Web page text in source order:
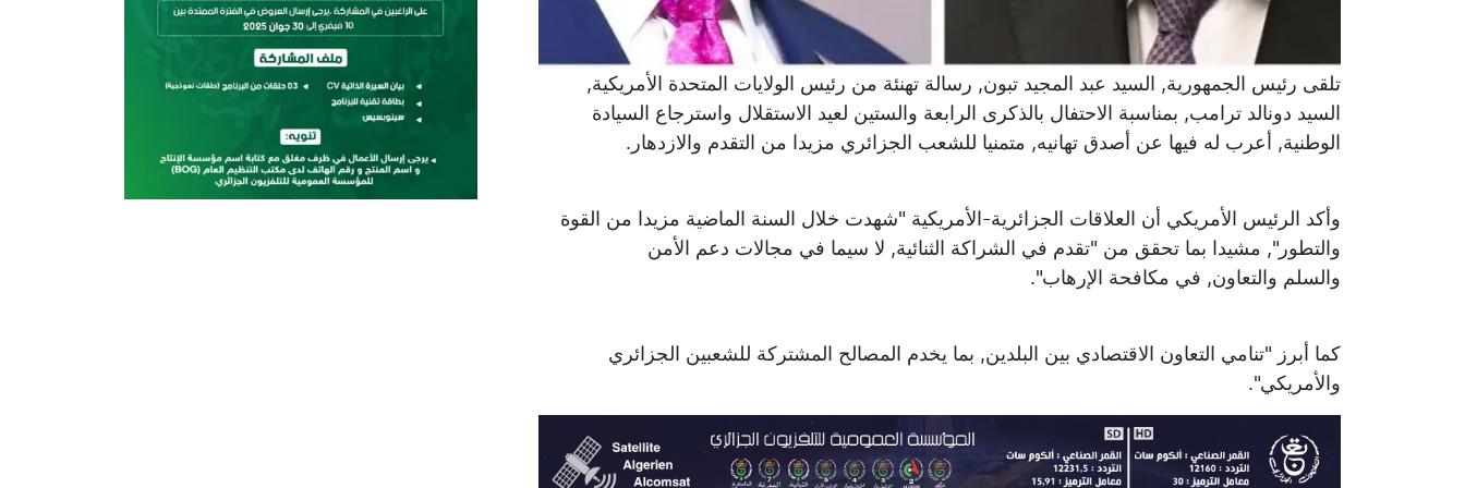
تلقى رئيس الجمهورية, السيد عبد المجيد تبون, رسالة تهنئة من رئيس الولايات المتحدة الأمريكية,
السيد دونالد ترامب, بمناسبة الاحتفال بالذكرى الرابعة والستين لعيد الاستقلال واسترجاع السيادة
الوطنية, أعرب له فيها عن أصدق تهانيه, متمنيا للشعب الجزائري مزيدا من التقدم والازدهار.
وأكد الرئيس الأمريكي أن العلاقات الجزائرية-الأمريكية "شهدت خلال السنة الماضية مزيدا من القوة
والتطور", مشيدا بما تحقق من "تقدم في الشراكة الثنائية, لا سيما في مجالات دعم الأمن
والسلم والتعاون, في مكافحة الإرهاب".
كما أبرز "تنامي التعاون الاقتصادي بين البلدين, بما يخدم المصالح المشتركة للشعبين الجزائري
والأمريكي".